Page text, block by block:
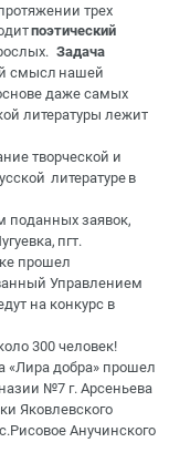
трех
поэтический
Задача
смысл нашей
даже самых
литературы лежит
творческой и
литературе в
поданных заявок,
пгт.
прошел
Управлением
на конкурс в
300 человек!
«Лира добра» прошел
№7 г. Арсеньева
Яковлевского
Анучинского